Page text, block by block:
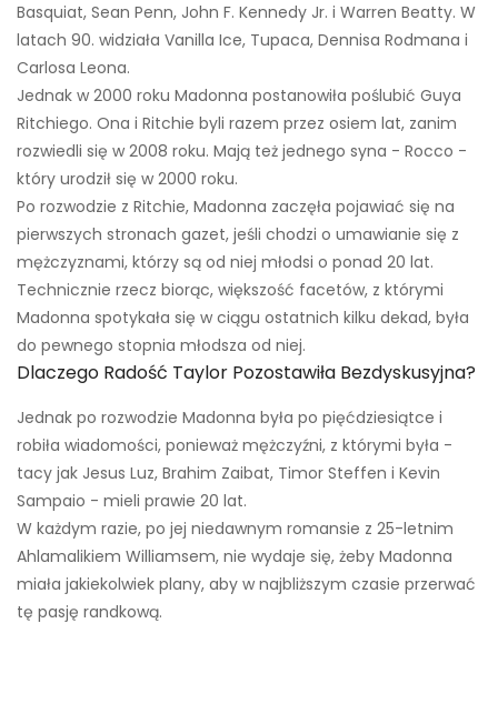
Basquiat, Sean Penn, John F. Kennedy Jr. i Warren Beatty. W
latach 90. widziała Vanilla Ice, Tupaca, Dennisa Rodmana i
Carlosa Leona.
Jednak w 2000 roku Madonna postanowiła poślubić Guya
Ritchiego. Ona i Ritchie byli razem przez osiem lat, zanim
rozwiedli się w 2008 roku. Mają też jednego syna - Rocco -
który urodził się w 2000 roku.
Po rozwodzie z Ritchie, Madonna zaczęła pojawiać się na
pierwszych stronach gazet, jeśli chodzi o umawianie się z
mężczyznami, którzy są od niej młodsi o ponad 20 lat.
Technicznie rzecz biorąc, większość facetów, z którymi
Madonna spotykała się w ciągu ostatnich kilku dekad, była
do pewnego stopnia młodsza od niej.
Dlaczego Radość Taylor Pozostawiła Bezdyskusyjna?
Jednak po rozwodzie Madonna była po pięćdziesiątce i
robiła wiadomości, ponieważ mężczyźni, z którymi była -
tacy jak Jesus Luz, Brahim Zaibat, Timor Steffen i Kevin
Sampaio - mieli prawie 20 lat.
W każdym razie, po jej niedawnym romansie z 25-letnim
Ahlamalikiem Williamsem, nie wydaje się, żeby Madonna
miała jakiekolwiek plany, aby w najbliższym czasie przerwać
tę pasję randkową.